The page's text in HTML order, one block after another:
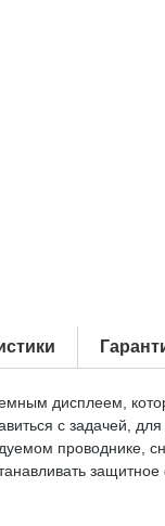
дисплеем,
с задачей,
проводнике,